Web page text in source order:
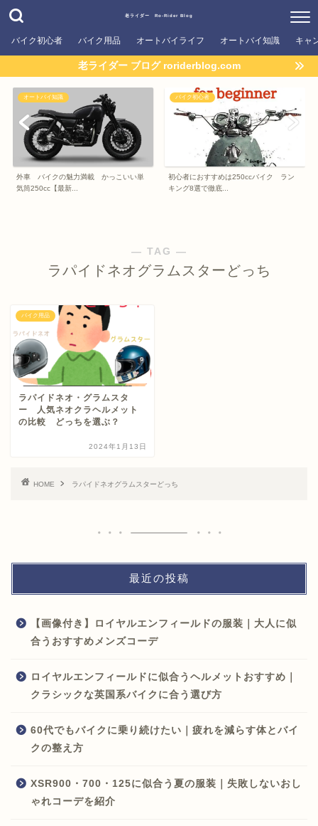
老ライダー Ro-Rider Blog
バイク初心者 バイク用品 オートバイライフ オートバイ知識 キャ
老ライダー ブログ roriderblog.com
オートバイ知識
外車 バイクの魅力満載 かっこいい単
気筒250cc【最新...
バイク初心者
初心者におすすめは250ccバイク ラン
キング8選で徹底...
― TAG ―
ラパイドネオグラムスターどっち
バイク用品
ラパイドネオ・グラムスタ
ー 人気ネオクラヘルメット
の比較 どっちを選ぶ？
2024年1月13日
HOME ラパイドネオグラムスターどっち
最近の投稿
【画像付き】ロイヤルエンフィールドの服装｜大人に似
合うおすすめメンズコーデ
ロイヤルエンフィールドに似合うヘルメットおすすめ｜
クラシックな英国系バイクに合う選び方
60代でもバイクに乗り続けたい｜疲れを減らす体とバイ
クの整え方
XSR900・700・125に似合う夏の服装｜失敗しないおし
ゃれコーデを紹介